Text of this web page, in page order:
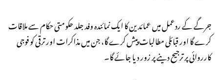
جرگے کے ردعمل میں عمائدین کا ایک نمائندہ وفد جلد حکومتی حکام سے ملاقات
کرے گا اور قبائلی مطالبات پیش کرے گا، جن میں مذاکرات اور ترقی کو فوجی
کارروائی پر ترجیح دینے پر زور دیا جائے گا۔